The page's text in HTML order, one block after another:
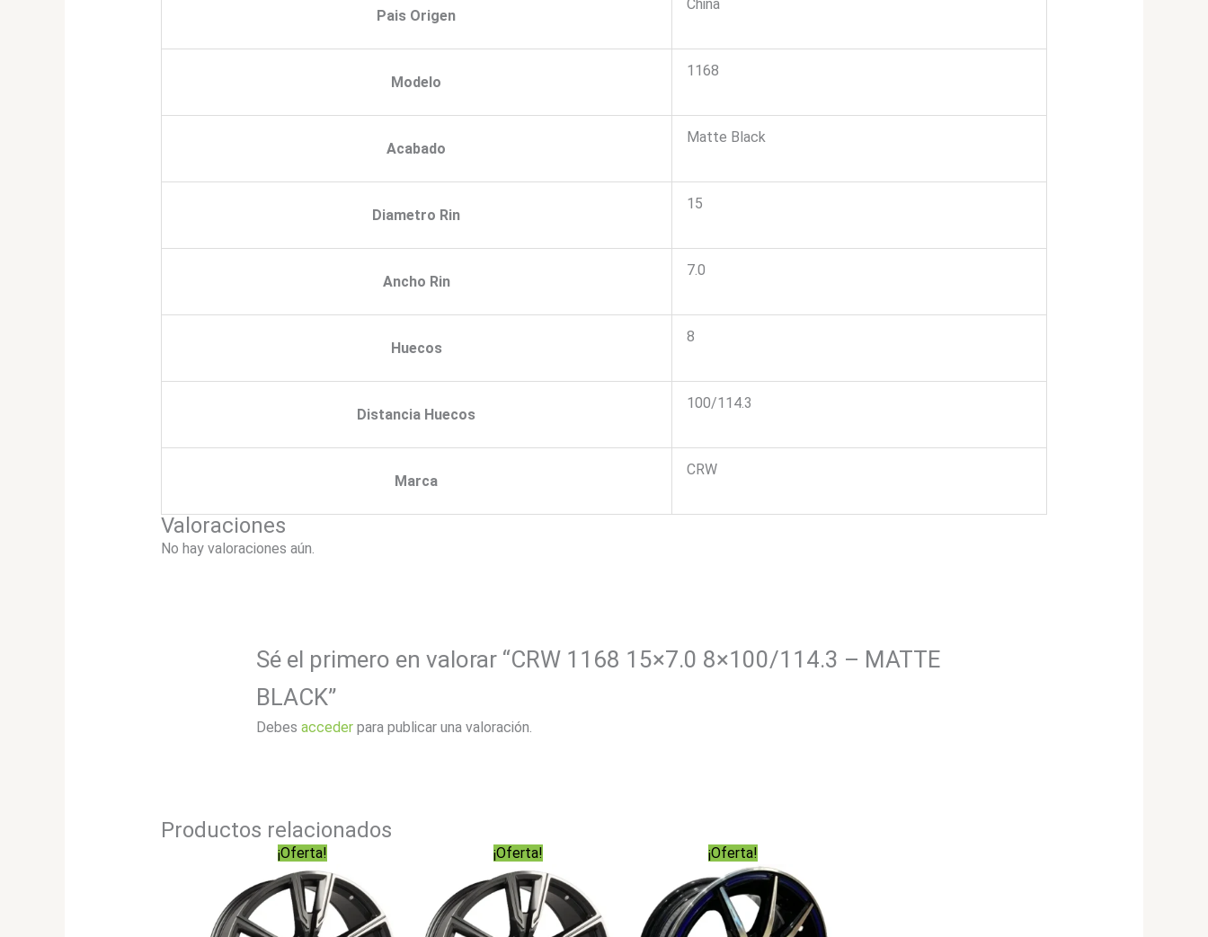
Pais Origen
China
Modelo
1168
Acabado
Matte Black
Diametro Rin
15
Ancho Rin
7.0
Huecos
8
Distancia Huecos
100/114.3
Marca
CRW
Valoraciones
No hay valoraciones aún.
Sé el primero en valorar “CRW 1168 15×7.0 8×100/114.3 – MATTE
BLACK”
Debesacceder para publicar una valoración.
Productos relacionados
¡Oferta! ¡Oferta! ¡Oferta!